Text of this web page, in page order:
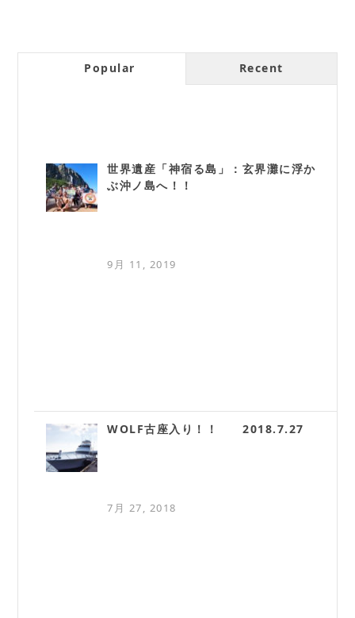
Popular Recent
世界遺産「神宿る島」：玄界灘に浮か
ぶ沖ノ島へ！！
9月 11, 2019
WOLF古座入り！！ 2018.7.27
7月 27, 2018